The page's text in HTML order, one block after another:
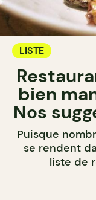
LISTE
bien
Nos
Puisque
se rendent
liste de